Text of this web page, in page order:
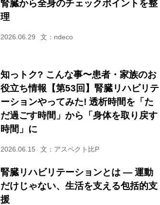
腎臓から全身のチェックポイントを整
理
2026.06.29 文：ndeco
知っトク? こんな事〜患者・家族のお
役立ち情報【第53回】腎臓リハビリテ
ーションやってみた! 透析時間を「た
だ過ごす時間」から「身体を取り戻す
時間」に
2026.06.15 文：アスペクト比P
腎臓リハビリテーションとは — 運動
だけじゃない、生活を支える包括的支
援